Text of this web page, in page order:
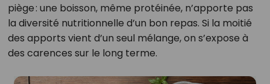
piège : une boisson, même protéinée, n’apporte pas
la diversité nutritionnelle d’un bon repas. Si la moitié
des apports vient d’un seul mélange, on s’expose à
des carences sur le long terme.